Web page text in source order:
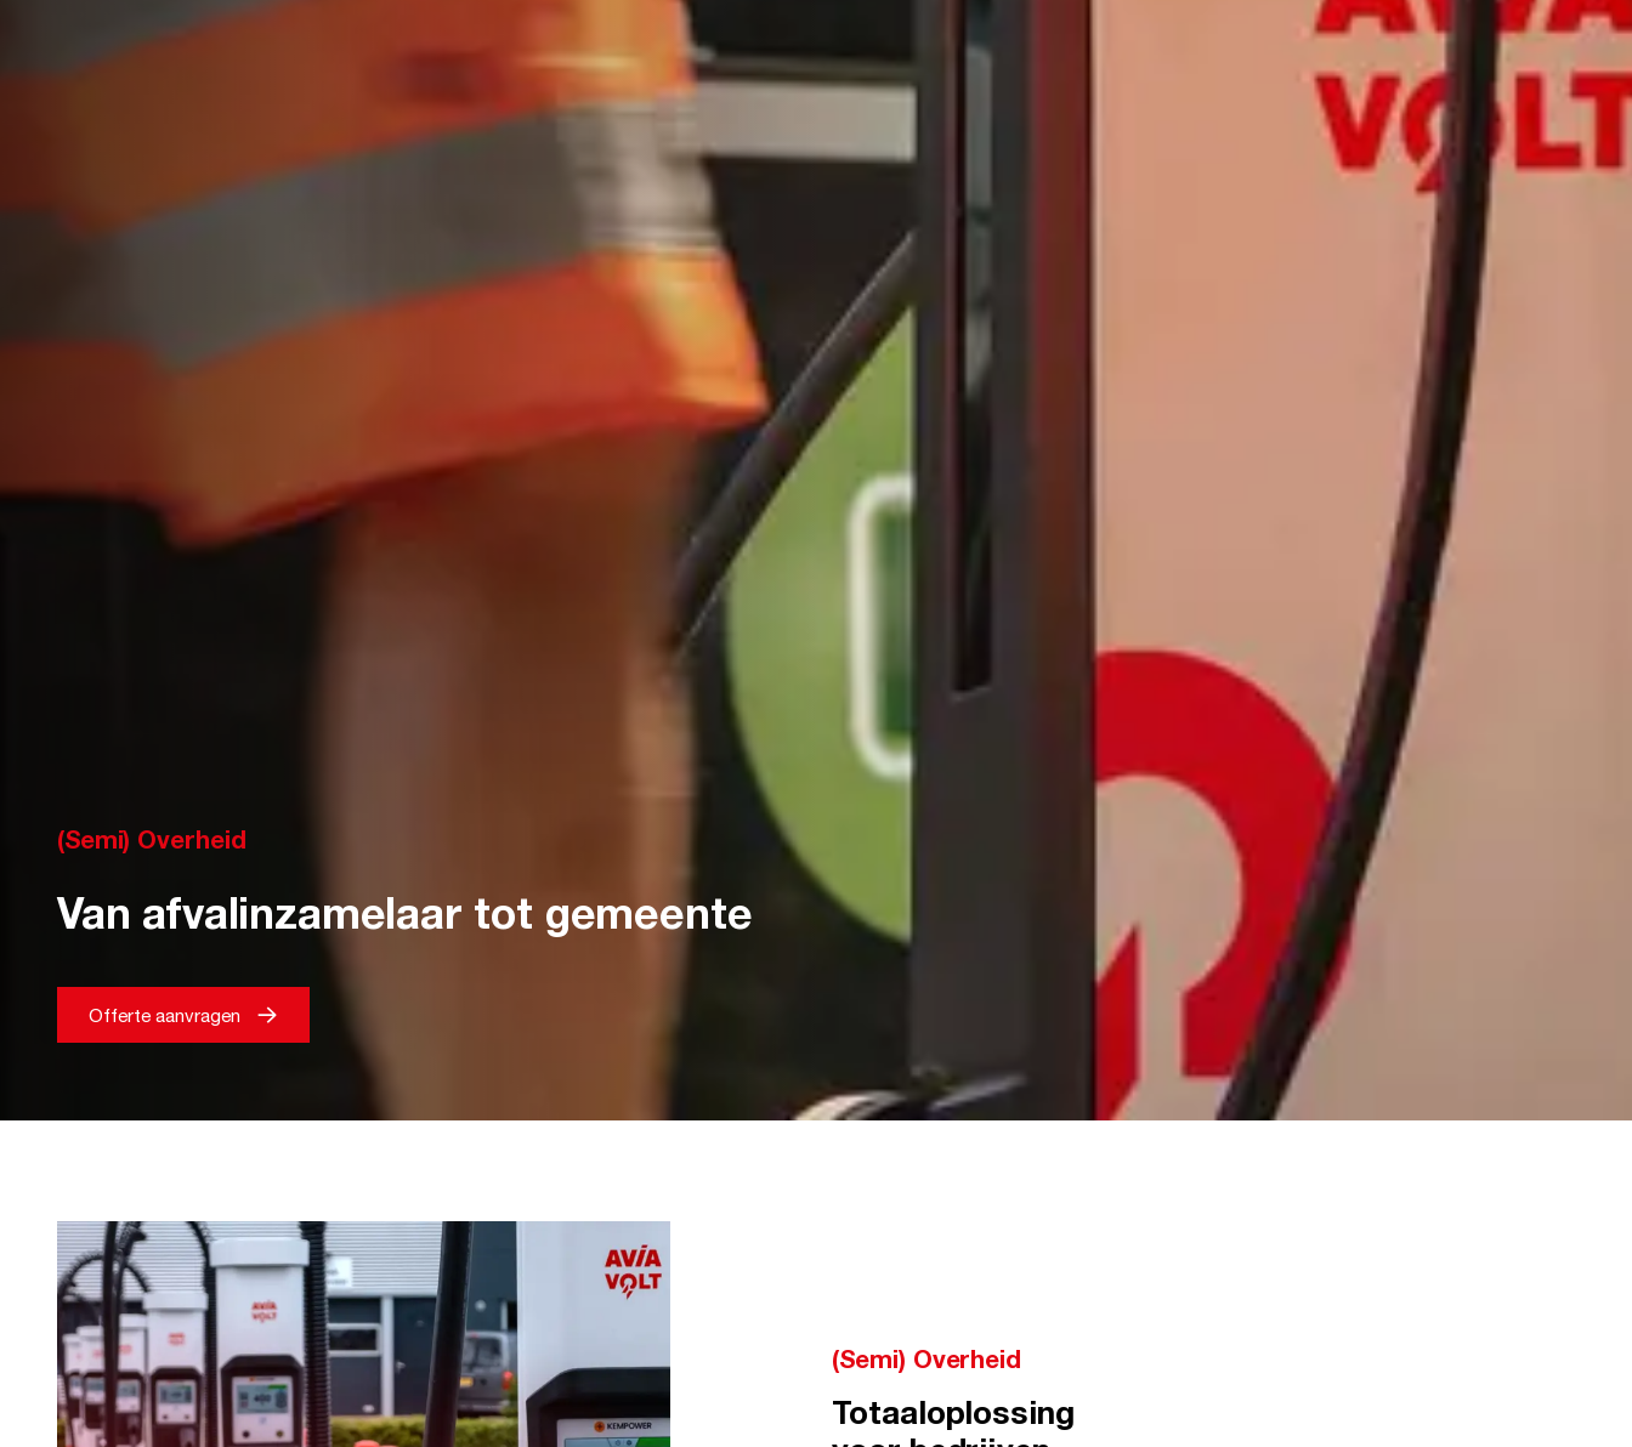
(Semi) Overheid
Van afvalinzamelaar tot gemeente
Offerte aanvragen
(Semi) Overheid
Totaaloplossing